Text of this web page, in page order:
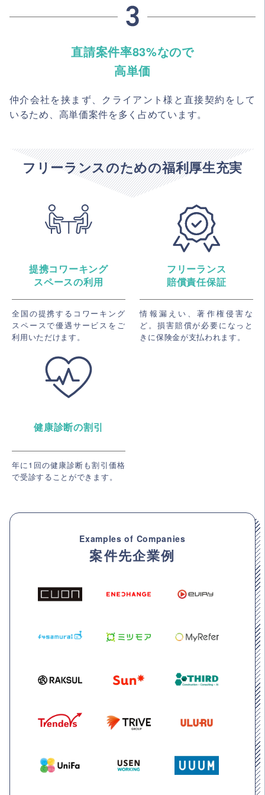
直請案件率83%なので
高単価
仲介会社を挟まず、クライアント様と直接契約をして
いるため、高単価案件を多く占めています。
フリーランスのための福利厚生充実
提携コワーキング
スペースの利用
全国の提携するコワーキング
スペースで優遇サービスをご
利用いただけます。
フリーランス
賠償責任保証
情報漏えい、著作権侵害な
ど。損害賠償が必要になっと
きに保険金が支払われます。
健康診断の割引
年に1回の健康診断も割引価格
で受診することができます。
Examples of Companies
案件先企業例